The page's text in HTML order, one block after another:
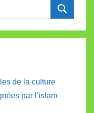
de la culture
par l’islam